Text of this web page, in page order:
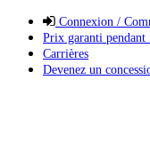
Connexion /
Prix garanti pendant
Carrières
Devenez un